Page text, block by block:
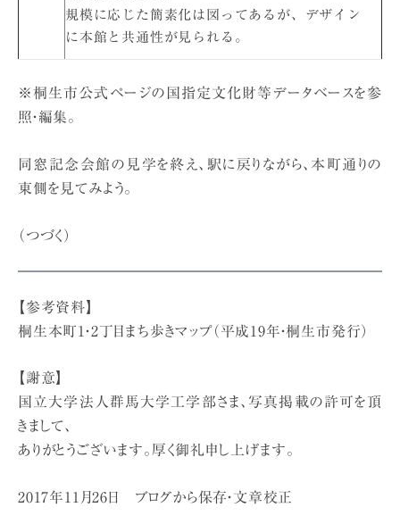
規模に応じた簡素化は図ってあるが、デザイン
に本館と共通性が見られる。
※桐生市公式ページの国指定文化財等データベースを参
照・編集。
同窓記念会館の見学を終え、駅に戻りながら、本町通りの
東側を見てみよう。
（つづく）
【参考資料】
桐生本町1・2丁目まち歩きマップ（平成19年・桐生市発行）
【謝意】
国立大学法人群馬大学工学部さま、写真掲載の許可を頂
きまして、
ありがとうございます。厚く御礼申し上げます。
2017年11月26日 ブログから保存・文章校正